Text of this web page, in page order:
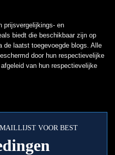
prijsvergelijkings- en
biedt die beschikbaar zijn op
de laatst toegevoegde blogs. Alle
door hun respectievelijke
van hun respectievelijke
VOOR BEST